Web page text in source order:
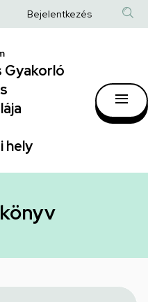
Anonim
fiók
Bejelentkezés
Gyakorló
hely